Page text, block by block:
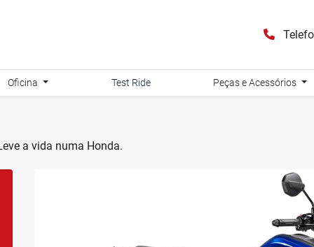
Oficina Test Ride Peças e Acessórios
a vida numa Honda.